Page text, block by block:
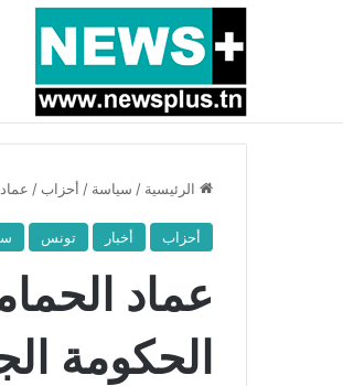
أخبار عاجلة بسبب المرزوقي وبتكليف
الرئيسية / سياسة / أحزاب /
أحزاب أخبار تونس
عماد
الحكومة